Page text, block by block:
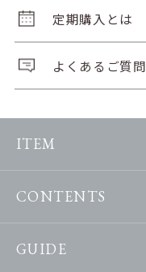
定期購入とは
よくあるご質問
ITEM
CONTENTS
GUIDE